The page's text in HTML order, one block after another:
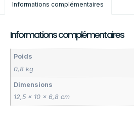
Informations complémentaires
Informations complémentaires
Poids
0,8 kg
Dimensions
12,5 × 10 × 6,8 cm